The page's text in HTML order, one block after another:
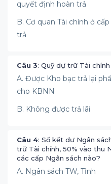
quyết định hoàn trả
B. Cơ quan Tài chính ở
trả
Câu 3: Quỹ dự trữ Tài
A. Được Kho bạc trả lại
cho KBNN
B. Không được trả lãi
Câu 4: Số kết dư Ngân
trữ Tài chính, 50% vào thu
các cấp Ngân sách nào?
A. Ngân sách TW, Tỉnh